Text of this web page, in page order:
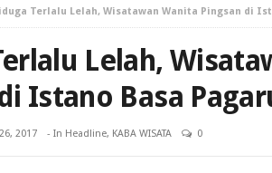
Terlalu Lelah, Wisatawan Wanita Pingsan di
Lelah,
Istano Basa
2017 - In Headline, KABA WISATA 0